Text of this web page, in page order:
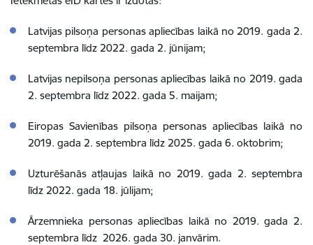
Latvijas pilsoņa personas apliecības laikā no 2019. gada 2.
septembra līdz 2022. gada 2. jūnijam;
Latvijas nepilsoņa personas apliecības laikā no 2019. gada
2. septembra līdz 2022. gada 5. maijam;
Eiropas Savienības pilsoņa personas apliecības laikā no
2019. gada 2. septembra līdz 2025. gada 6. oktobrim;
Uzturēšanās atļaujas laikā no 2019. gada 2. septembra
līdz 2022. gada 18. jūlijam;
Ārzemnieka personas apliecības laikā no 2019. gada 2.
septembra līdz 2026. gada 30. janvārim.